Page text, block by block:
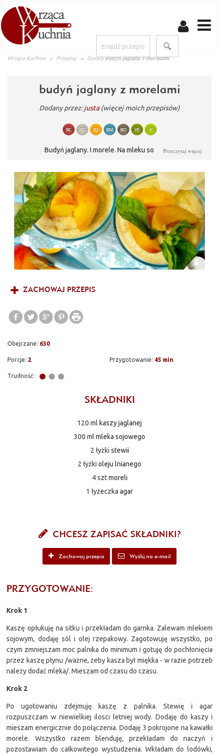
Wrząca Kuchnia Przepisy Desery budyń jaglany z morelami
budyń jaglany z morelami
Dodany przez:justa (więcej moich przepisów)
Budyń jaglany. I morele. Na mleku sojowym.Przeczytaj więcej
ZACHOWAJ PRZEPIS
Obejrzane: 630
Porcje: 2 Przygotowanie: 45 min
Trudność:
SKŁADNIKI
120 ml kaszy jaglanej
300 ml mleka sojowego
2 łyżki stewii
2 łyżki oleju lnianego
4 szt moreli
1 łyżeczka agar
CHCESZ ZAPISAĆ SKŁADNIKI?
Zachowaj przepis Wyślij na e-mail
PRZYGOTOWANIE:
Krok 1
Kaszę opłukuję na sitku i przekładam do garnka. Zalewam mlekiem
sojowym, dodaję sól i olej rzepakowy. Zagotowuję wszystko, po
czym zmniejszam moc palnika do minimum i gotuję do pochłonięcia
przez kaszę płynu /ważne, żeby kasza był miękka - w razie potrzeb
należy dodać mleka/. Mieszam od czasu do czasu.
Krok 2
Po ugotowaniu zdejmuję kaszę z palnika. Stewię i agar
rozpuszczam w niewielkiej ilosci letniej wody. Dodaję do kaszy i
mieszam energicznie do połączenia. Dodaję 3 pokrojone na kawałki
morele. Wszystko razem blenduję, przekładam do naczyń i
pozostawiam do całkowitego wystudzenia. Wkładam do lodówki,